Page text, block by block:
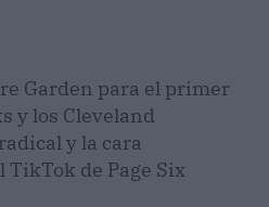
Garden para el primer
y los Cleveland
y la cara
TikTok de Page Six